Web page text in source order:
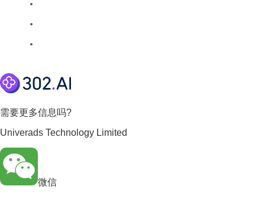
需要更多信息吗?
Univerads Technology Limited
微信